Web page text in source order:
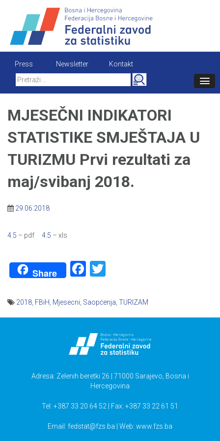
content
Press Newsletter
Kontakt
Search
for:
MJESEČNI INDIKATORI
STATISTIKE SMJEŠTAJA U
TURIZMU Prvi rezultati za
maj/svibanj 2018.
29.06.2018
4.5 – pdf 4.5 – xls
Share Facebook
2018 FBiH Mjesecni Saopćenja TURIZAM
Adresa: Zelenih beretki 26 | 71000 Sarajevo, Bosna i
Hercegovina
Tel: +387 33 20 64 52 | Fax: +387 33 22 61 51
Email: fedstat@fzs.ba | Web: www.fzs.ba